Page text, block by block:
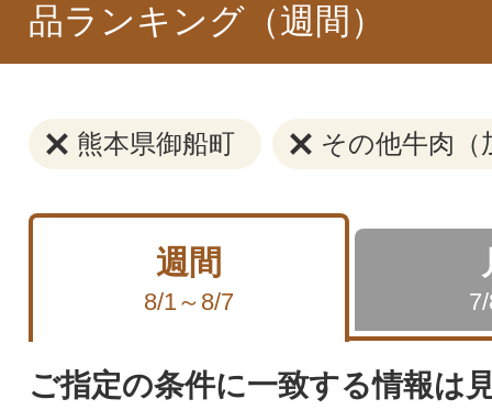
品ランキング（週間）
熊本県御船町 その他牛肉（
週間
8/1～8/7
ご指定の条件に一致する情報は